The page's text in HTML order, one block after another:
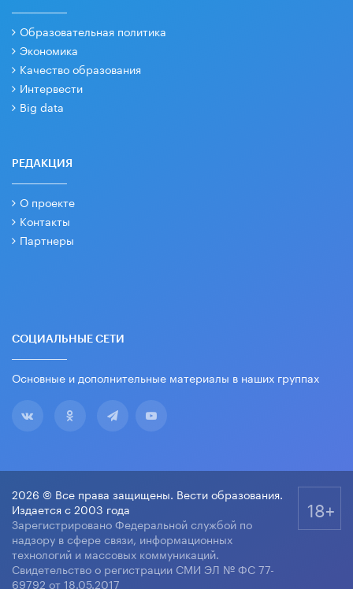
Образовательная политика
Экономика
Качество образования
Интервести
Big data
РЕДАКЦИЯ
О проекте
Контакты
Партнеры
СОЦИАЛЬНЫЕ СЕТИ
Основные и дополнительные материалы в наших группах
2026 © Все права защищены. Вести образования.
Издается с 2003 года
Зарегистрировано Федеральной службой по
надзору в сфере связи, информационных
технологий и массовых коммуникаций.
Свидетельство о регистрации СМИ ЭЛ № ФС 77-
69792 от 18.05.2017
18+